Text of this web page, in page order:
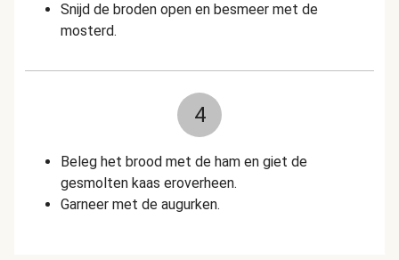
Snijd de broden open en besmeer met de
mosterd.
4
Beleg het brood met de ham en giet de
gesmolten kaas eroverheen.
Garneer met de augurken.